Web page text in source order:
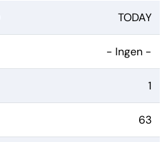
TODAY
- Ingen -
1
63